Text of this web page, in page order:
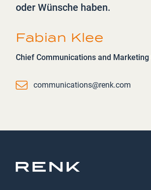
oder Wünsche haben.
Fabian Klee
Chief Communications and Marketing
Emailcommunications@renk.com